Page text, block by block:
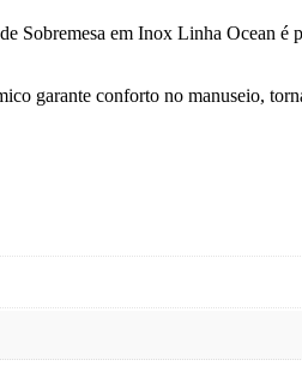
em Inox Linha Ocean é
garante conforto no manuseio,